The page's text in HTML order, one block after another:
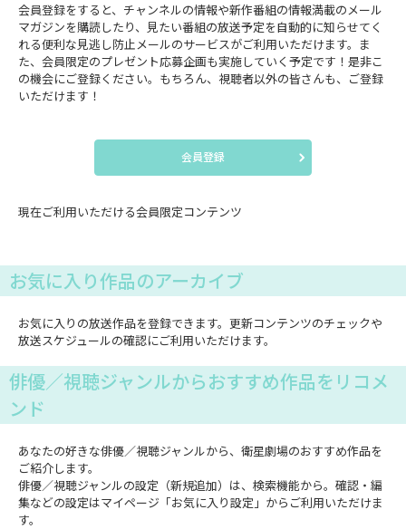
会員登録をすると、チャンネルの情報や新作番組の情報満載のメール
マガジンを購読したり、見たい番組の放送予定を自動的に知らせてく
れる便利な見逃し防止メールのサービスがご利用いただけます。ま
た、会員限定のプレゼント応募企画も実施していく予定です！是非こ
の機会にご登録ください。もちろん、視聴者以外の皆さんも、ご登録
いただけます！
会員登録
現在ご利用いただける会員限定コンテンツ
お気に入り作品のアーカイブ
お気に入りの放送作品を登録できます。更新コンテンツのチェックや
放送スケジュールの確認にご利用いただけます。
俳優／視聴ジャンルからおすすめ作品をリコメ
ンド
あなたの好きな俳優／視聴ジャンルから、衛星劇場のおすすめ作品を
ご紹介します。
俳優／視聴ジャンルの設定（新規追加）は、検索機能から。確認・編
集などの設定はマイページ「お気に入り設定」からご利用いただけま
す。